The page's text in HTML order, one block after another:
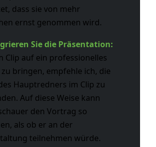
dass sie von mehr
ernst genommen wird.
Sie die Präsentation:
Clip auf ein professionelles
zu bringen, empfehle ich, die
Hauptredners im Clip zu
Auf diese Weise kann
den Vortrag so
als ob er an der
teilnehmen würde.